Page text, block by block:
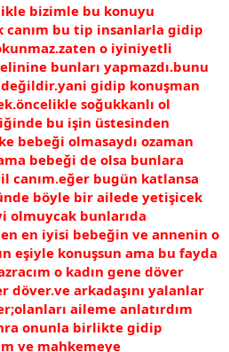
bizimle bu konuyu
canım bu tip insanlarla gidip
o iyiniyetli
bunları yapmazdı.bunu
gidip konuşman
soğukkanlı ol
bu işin üstesinden
bebeği olmasaydı ozaman
bebeği de olsa bunlara
canım.eğer bugün katlansa
böyle bir ailede yetişicek
olmuycak bunlarıda
en iyisi bebeğin ve annenin o
eşiyle konuşsun ama bu fayda
o kadın gene döver
döver.ve arkadaşını yalanlar
aileme anlatırdım
onunla birlikte gidip
ve mahkemeye